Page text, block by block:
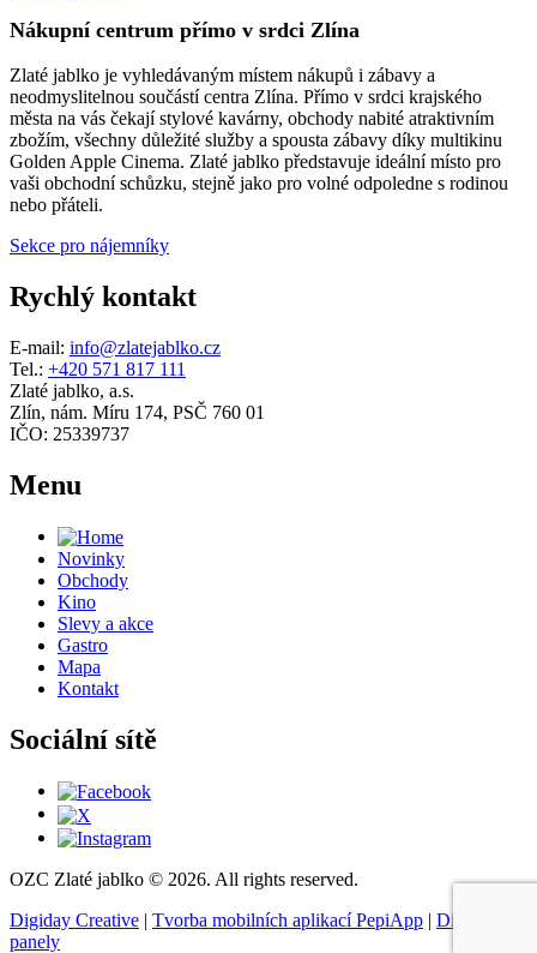
Nákupní centrum přímo v srdci Zlína
Zlaté jablko je vyhledávaným místem nákupů i zábavy a
neodmyslitelnou součástí centra Zlína. Přímo v srdci krajského
města na vás čekají stylové kavárny, obchody nabité atraktivním
zbožím, všechny důležité služby a spousta zábavy díky multikinu
Golden Apple Cinema. Zlaté jablko představuje ideální místo pro
vaši obchodní schůzku, stejně jako pro volné odpoledne s rodinou
nebo přáteli.
Sekce pro nájemníky
Rychlý kontakt
E-mail: info@zlatejablko.cz
Tel.: +420 571 817 111
Zlaté jablko, a.s.
Zlín, nám. Míru 174, PSČ 760 01
IČO: 25339737
Menu
Novinky
Obchody
Kino
Slevy a akce
Gastro
Mapa
Kontakt
Sociální sítě
OZC Zlaté jablko © 2026. All rights reserved.
Digiday Creative | Tvorba mobilních aplikací PepiApp | Digitální
panely